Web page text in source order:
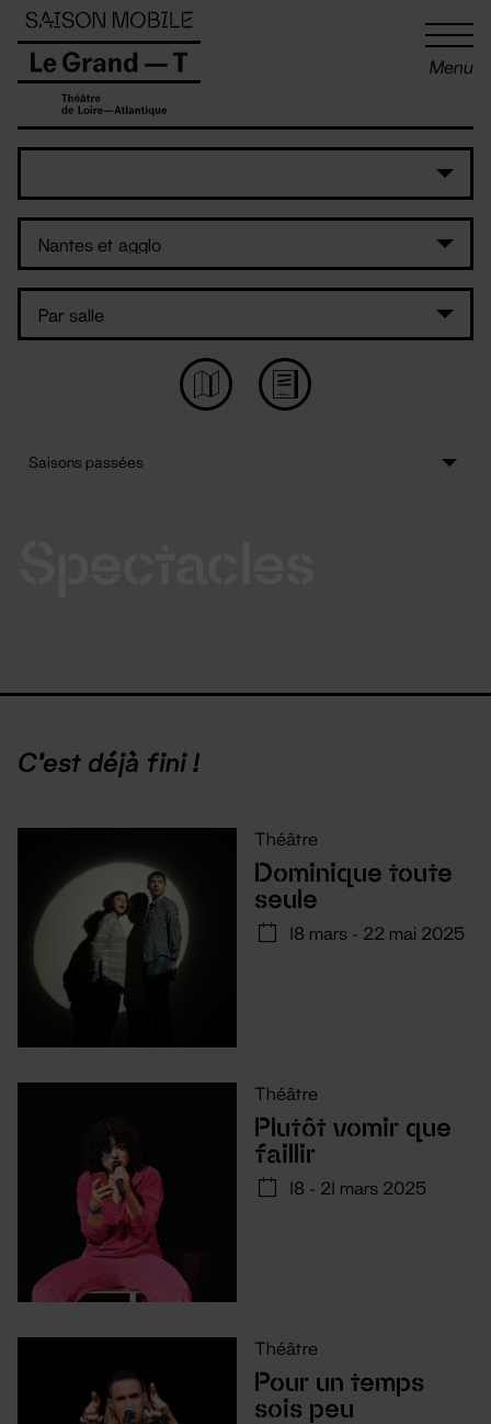
Menu
C'est déjà fini !
Théâtre
Dominique toute
seule
18 mars - 22 mai 2025
Théâtre
Plutôt vomir que
faillir
18 - 21 mars 2025
Théâtre
Pour un temps
sois peu
Panneau de gestion des cookies